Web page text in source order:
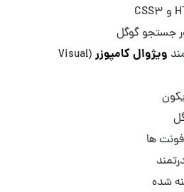
جستجو گوگل
ویژوال کامپوزر (Visual
فونت ها
شده